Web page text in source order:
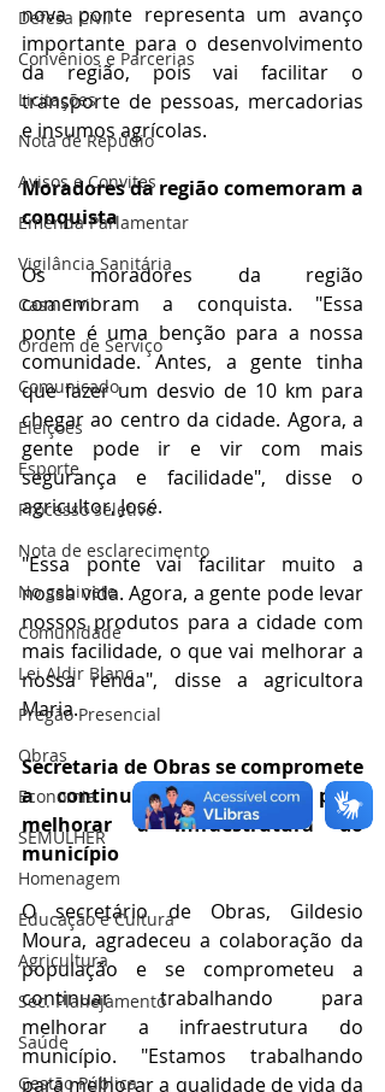
Defesa Civil
Convênios e Parcerias
Licitações
Nota de Repúdio
Avisos e Convites
Emenda Parlamentar
Vigilância Sanitária
Casa Civil
Ordem de Serviço
Comunicado
Eleições
Esporte
Processo seletivo
Nota de esclarecimento
No gabinete
Comunidade
Lei Aldir Blanc
Pregão Presencial
Obras
Economia
SEMULHER
Homenagem
Educação e Cultura
Agricultura
Sec. Planejamento
Saúde
Gestão Pública
nova ponte representa um avanço
importante para o desenvolvimento
da região, pois vai facilitar o
transporte de pessoas, mercadorias
e insumos agrícolas.
Moradores da região comemoram a
conquista
Os moradores da região
comemoram a conquista. "Essa
ponte é uma benção para a nossa
comunidade. Antes, a gente tinha
que fazer um desvio de 10 km para
chegar ao centro da cidade. Agora, a
gente pode ir e vir com mais
segurança e facilidade", disse o
agricultor, José.
"Essa ponte vai facilitar muito a
nossa vida. Agora, a gente pode levar
nossos produtos para a cidade com
mais facilidade, o que vai melhorar a
nossa renda", disse a agricultora
Maria.
Secretaria de Obras se compromete
a continuar trabalhando para
melhorar a infraestrutura do
município
O secretário de Obras, Gildesio
Moura, agradeceu a colaboração da
população e se comprometeu a
continuar trabalhando para
melhorar a infraestrutura do
município. "Estamos trabalhando
para melhorar a qualidade de vida da